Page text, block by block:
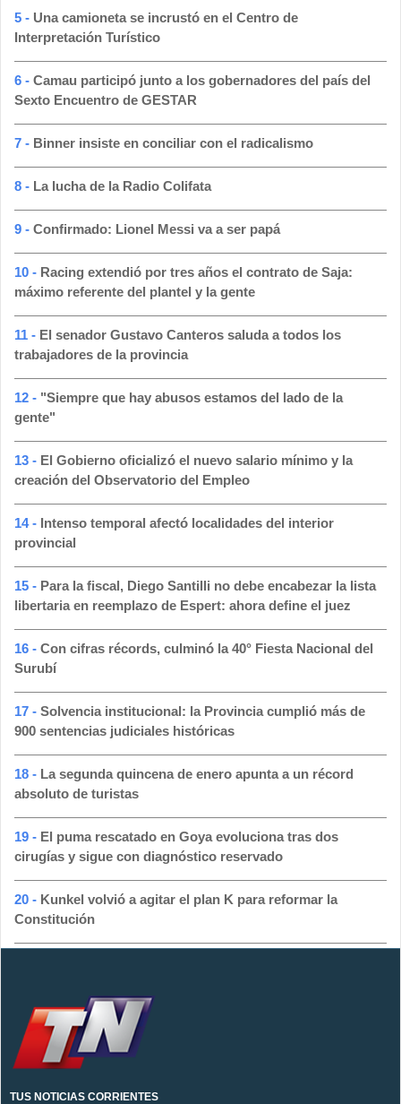
5 - Una camioneta se incrustó en el Centro de
Interpretación Turístico
6 - Camau participó junto a los gobernadores del país del
Sexto Encuentro de GESTAR
7 - Binner insiste en conciliar con el radicalismo
8 - La lucha de la Radio Colifata
9 - Confirmado: Lionel Messi va a ser papá
10 - Racing extendió por tres años el contrato de Saja:
máximo referente del plantel y la gente
11 - El senador Gustavo Canteros saluda a todos los
trabajadores de la provincia
12 - "Siempre que hay abusos estamos del lado de la
gente"
13 - El Gobierno oficializó el nuevo salario mínimo y la
creación del Observatorio del Empleo
14 - Intenso temporal afectó localidades del interior
provincial
15 - Para la fiscal, Diego Santilli no debe encabezar la lista
libertaria en reemplazo de Espert: ahora define el juez
16 - Con cifras récords, culminó la 40° Fiesta Nacional del
Surubí
17 - Solvencia institucional: la Provincia cumplió más de
900 sentencias judiciales históricas
18 - La segunda quincena de enero apunta a un récord
absoluto de turistas
19 - El puma rescatado en Goya evoluciona tras dos
cirugías y sigue con diagnóstico reservado
20 - Kunkel volvió a agitar el plan K para reformar la
Constitución
TUS NOTICIAS CORRIENTES